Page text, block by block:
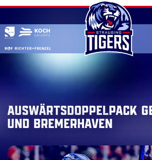
Skip
content
Auswärtsdoppelpack
und Bremerhaven